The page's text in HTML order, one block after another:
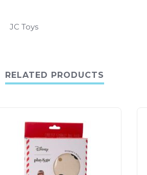
JC Toys
RELATED PRODUCTS